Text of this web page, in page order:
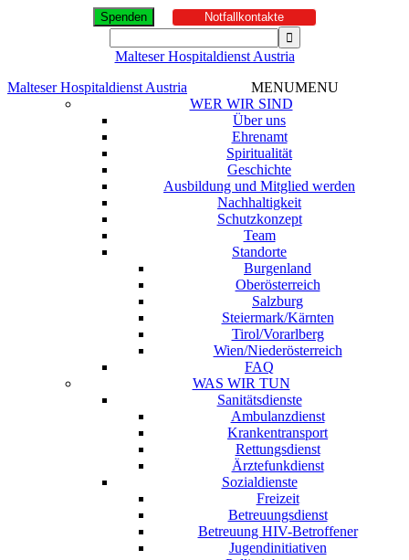
Spenden Notfallkontakte
Malteser Hospitaldienst Austria
Malteser Hospitaldienst Austria
MENUMENU
WER WIR SIND
Über uns
Ehrenamt
Spiritualität
Geschichte
Ausbildung und Mitglied werden
Nachhaltigkeit
Schutzkonzept
Team
Standorte
Burgenland
Oberösterreich
Salzburg
Steiermark/Kärnten
Tirol/Vorarlberg
Wien/Niederösterreich
FAQ
WAS WIR TUN
Sanitätsdienste
Ambulanzdienst
Krankentransport
Rettungsdienst
Ärztefunkdienst
Sozialdienste
Freizeit
Betreuungsdienst
Betreuung HIV-Betroffener
Jugendinitiativen